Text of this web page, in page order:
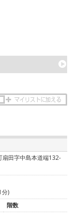
扇田字中島本道端132-
分)
階数